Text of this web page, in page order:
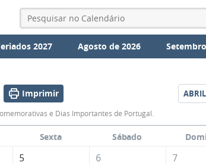
2027 Agosto de 2026
Imprimir ABRIL
e Dias Importantes de Portugal.
Sexta Sábado
5 6 7